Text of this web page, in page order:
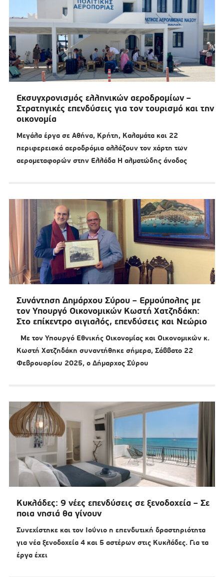
Εκσυγχρονισμός ελληνικών αεροδρομίων –
Στρατηγικές επενδύσεις για τον τουρισμό και την
οικονομία
Μεγάλα έργα σε Αθήνα, Κρήτη, Καλαμάτα και 22
περιφερειακά αεροδρόμια αλλάζουν τον χάρτη των
αερομεταφορών στην Ελλάδα Η αλματώδης άνοδος
Συνάντηση Δημάρχου Σύρου – Ερμούπολης με
τον Υπουργό Οικονομικών Κωστή Χατζηδάκη:
Στο επίκεντρο αιγιαλός, επενδύσεις και Νεώριο
Με τον Υπουργό Εθνικής Οικονομίας και Οικονομικών κ.
Κωστή Χατζηδάκη συναντήθηκε σήμερα, Σάββατο 22
Φεβρουαρίου 2025, ο Δήμαρχος Σύρου
Κυκλάδες: 9 νέες επενδύσεις σε ξενοδοχεία – Σε
ποια νησιά θα γίνουν
Συνεχίστηκε και τον Ιούνιο η επενδυτική δραστηριότητα
για νέα ξενοδοχεία 4 και 5 αστέρων στις Κυκλάδες. Για τα
έργα έχει